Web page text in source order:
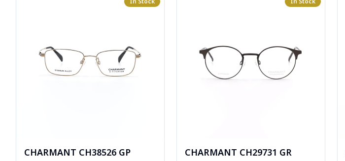
CHARMANT CH38526 GP CHARMANT CH29731 GR